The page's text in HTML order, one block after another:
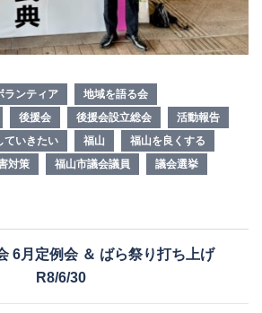
ランティア
地域を語る会
後援会 後援会設立総会
活動報告
ていきたい
福山
福山を良くする
対策 福山市議会議員 議会選挙
6月定例会 ＆ ばら祭り打ち上げ
R8/6/30